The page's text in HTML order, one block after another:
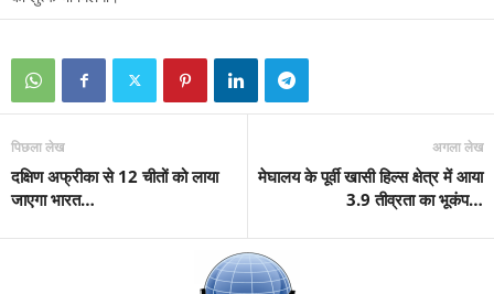
पिछला लेख
दक्षिण अफ्रीका से 12 चीतों को लाया
जाएगा भारत…
अगला लेख
मेघालय के पूर्वी खासी हिल्स क्षेत्र में आया
3.9 तीव्रता का भूकंप…